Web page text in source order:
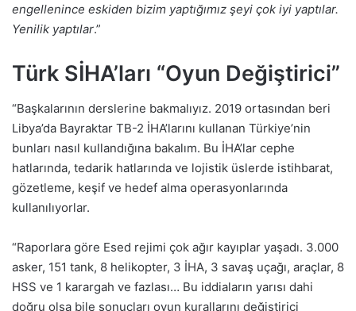
engellenince eskiden bizim yaptığımız şeyi çok iyi yaptılar.
Yenilik yaptılar.”
Türk SİHA’ları “Oyun Değiştirici”
“Başkalarının derslerine bakmalıyız. 2019 ortasından beri
Libya’da Bayraktar TB-2 İHA’larını kullanan Türkiye’nin
bunları nasıl kullandığına bakalım. Bu İHA’lar cephe
hatlarında, tedarik hatlarında ve lojistik üslerde istihbarat,
gözetleme, keşif ve hedef alma operasyonlarında
kullanılıyorlar.
“Raporlara göre Esed rejimi çok ağır kayıplar yaşadı. 3.000
asker, 151 tank, 8 helikopter, 3 İHA, 3 savaş uçağı, araçlar, 8
HSS ve 1 karargah ve fazlası… Bu iddiaların yarısı dahi
doğru olsa bile sonuçları oyun kurallarını değiştirici